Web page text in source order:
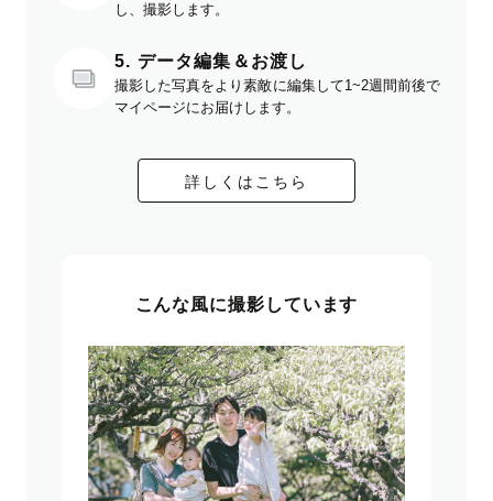
し、撮影します。
5. データ編集＆お渡し
撮影した写真をより素敵に編集して1~2週間前後で
マイページにお届けします。
詳しくはこちら
こんな風に撮影しています